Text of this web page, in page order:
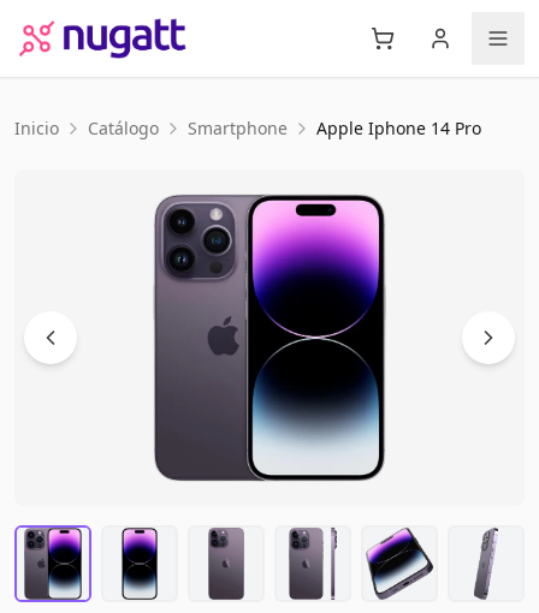
Inicio Catálogo Smartphone Apple Iphone 14 Pro